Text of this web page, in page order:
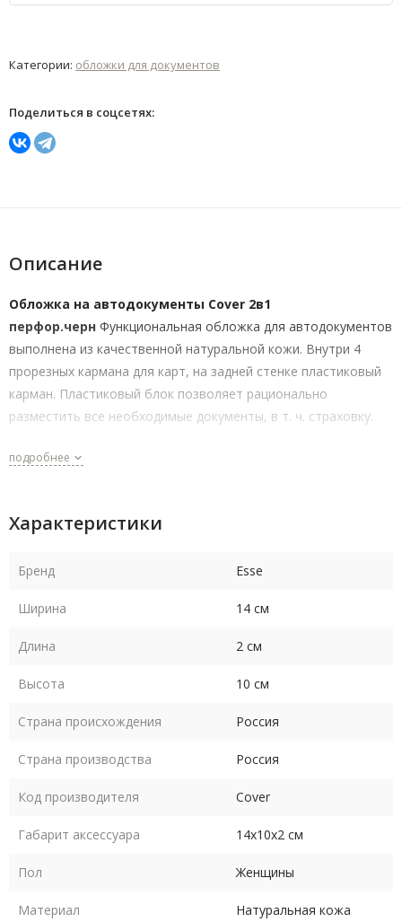
Категории: обложки для документов
Поделиться в соцсетях:
Описание
Обложка на автодокументы Cover 2в1
перфор.черн Функциональная обложка для автодокументов
выполнена из качественной натуральной кожи. Внутри 4
прорезных кармана для карт, на задней стенке пластиковый
карман. Пластиковый блок позволяет рационально
разместить все необходимые документы, в т. ч. страховку.
подробнее
Характеристики
Бренд Esse
Ширина 14 см
Длина 2 см
Высота 10 см
Страна происхождения Россия
Страна производства Россия
Код производителя Cover
Габарит аксессуара 14х10х2 см
Пол Женщины
Материал Натуральная кожа